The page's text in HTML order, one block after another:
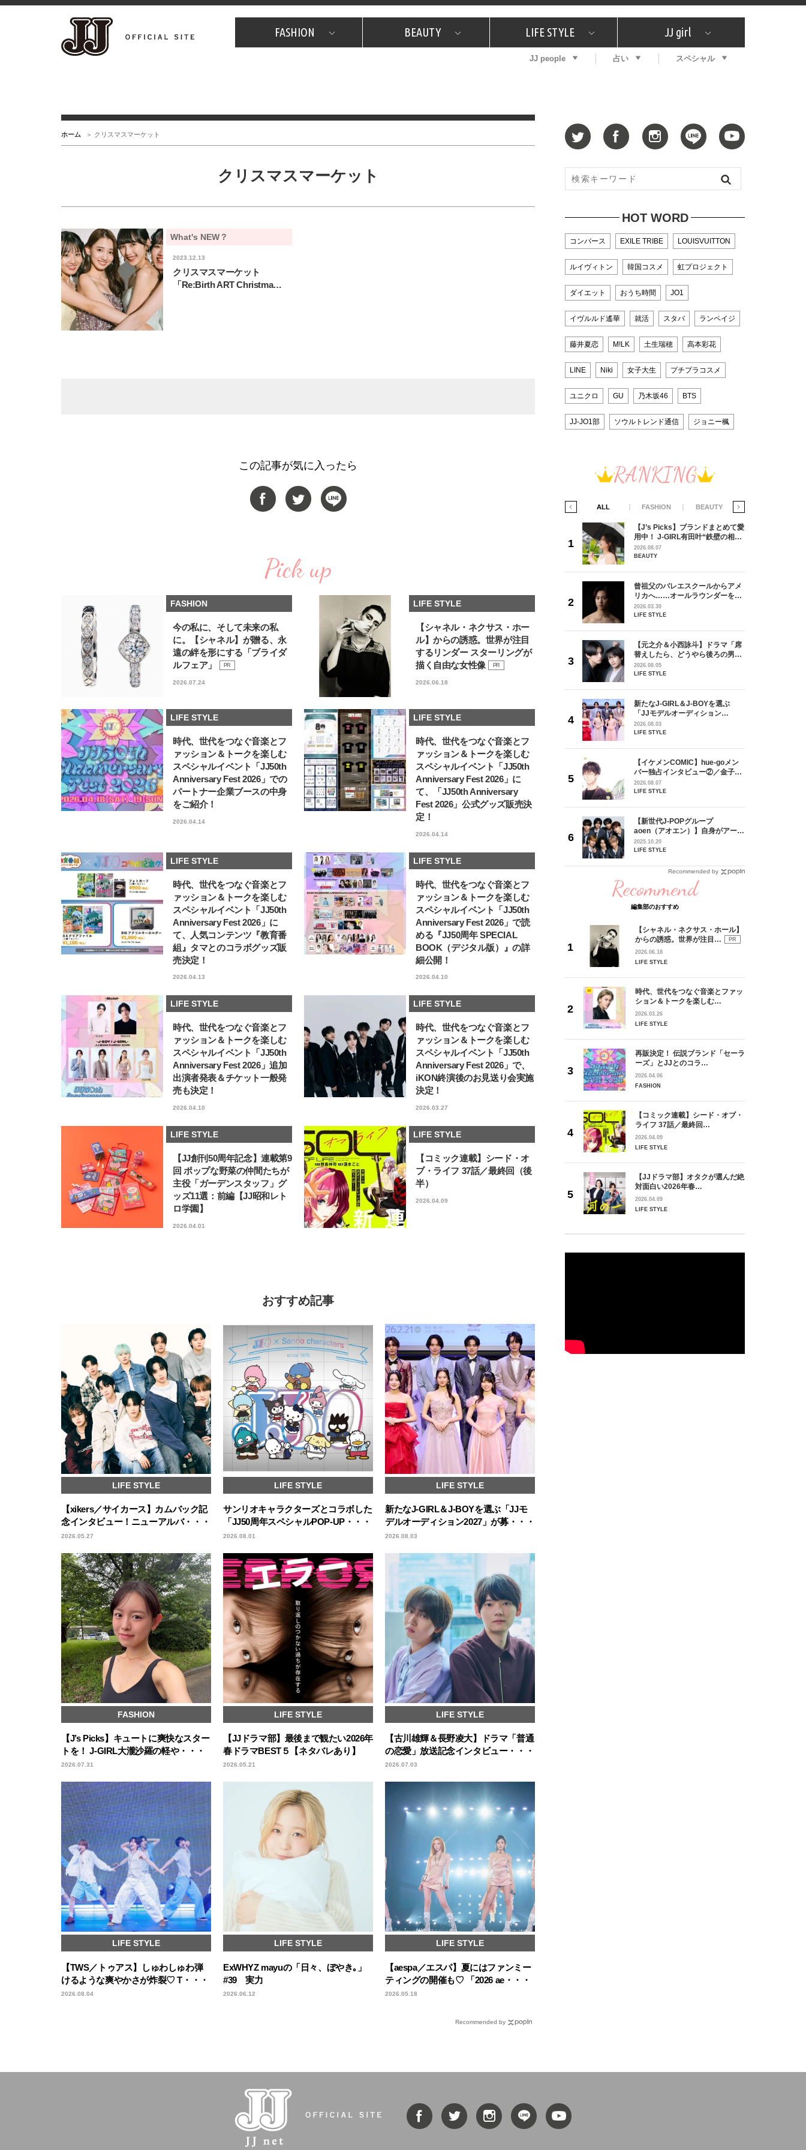
FASHION
JJスタッフの"それどこの"？ プチプラ プレゼント
BEAUTY
コスメ全部試してみた What's NEW？ 特集
LIFE STYLE
JJグルメガイド エンタメ プレゼント
恋愛
JJ girl
特集 おしゃラン！
JJ people 占い スペシャル
ホーム クリスマスマーケット
クリスマスマーケット
What's NEW？
2023.12.13
クリスマスマーケット
「Re:Birth ART Christma…
この記事が気に入ったら
Pick up
FASHION
今の私に、そして未来の私
に。【シャネル】が贈る、永
遠の絆を形にする「ブライダ
ルフェア」
PR
2026.07.24
LIFE STYLE
【シャネル・ネクサス・ホー
ル】からの誘惑。世界が注目
するリンダー スターリングが
描く自由な女性像
PR
2026.06.18
LIFE STYLE
時代、世代をつなぐ音楽とフ
ァッション＆トークを楽しむ
スペシャルイベント「JJ50th
Anniversary Fest 2026」での
パートナー企業ブースの中身
をご紹介！
2026.04.14
LIFE STYLE
時代、世代をつなぐ音楽とフ
ァッション＆トークを楽しむ
スペシャルイベント「JJ50th
Anniversary Fest 2026」に
て、「JJ50th Anniversary
Fest 2026」公式グッズ販売決
定！
2026.04.14
LIFE STYLE
時代、世代をつなぐ音楽とフ
ァッション＆トークを楽しむ
スペシャルイベント「JJ50th
Anniversary Fest 2026」に
て、人気コンテンツ『教育番
組』タマとのコラボグッズ販
売決定！
2026.04.13
LIFE STYLE
時代、世代をつなぐ音楽とフ
ァッション＆トークを楽しむ
スペシャルイベント「JJ50th
Anniversary Fest 2026」で読
める『JJ50周年 SPECIAL
BOOK（デジタル版）』の詳
細公開！
2026.04.10
LIFE STYLE
時代、世代をつなぐ音楽とフ
ァッション＆トークを楽しむ
スペシャルイベント「JJ50th
Anniversary Fest 2026」追加
出演者発表＆チケット一般発
売も決定！
2026.04.10
LIFE STYLE
時代、世代をつなぐ音楽とフ
ァッション＆トークを楽しむ
スペシャルイベント「JJ50th
Anniversary Fest 2026」で、
iKON終演後のお見送り会実施
決定！
2026.03.27
LIFE STYLE
【JJ創刊50周年記念】連載第9
回 ポップな野菜の仲間たちが
主役「ガーデンスタッフ」グ
ッズ11選：前編【JJ昭和レト
ロ学園】
2026.04.01
LIFE STYLE
【コミック連載】シード・オ
ブ・ライフ 37話／最終回（後
半）
2026.04.09
おすすめ記事
LIFE STYLE
【xikers／サイカース】カムバック記
念インタビュー！ニューアルバ・・・
2026.05.27
LIFE STYLE
サンリオキャラクターズとコラボした
「JJ50周年スペシャルPOP-UP・・・
2026.08.01
LIFE STYLE
新たなJ-GIRL＆J-BOYを選ぶ「JJモ
デルオーディション2027」が募・・・
2026.08.03
FASHION
【J’s Picks】キュートに爽快なスター
トを！ J-GIRL大瀧沙羅の軽や・・・
2026.07.31
LIFE STYLE
【JJドラマ部】最後まで観たい2026年
春ドラマBEST５【ネタバレあり】
2026.05.21
LIFE STYLE
【古川雄輝＆長野凌大】ドラマ「普通
の恋愛」放送記念インタビュー・・・
2026.07.03
LIFE STYLE
【TWS／トゥアス】しゅわしゅわ弾
けるような爽やかさが炸裂♡ T・・・
2026.08.04
LIFE STYLE
ExWHYZ mayuの「日々、ぼやき｡」
#39 実力
2026.06.12
LIFE STYLE
【aespa／エスパ】夏にはファンミー
ティングの開催も♡ 「2026 ae・・・
2026.05.18
Recommended by
HOT WORD
コンバース EXILE TRIBE LOUISVUITTON
ルイヴィトン 韓国コスメ 虹プロジェクト
ダイエット おうち時間 JO1
イヴルルド遙華 就活 スタバ ランペイジ
藤井夏恋 M!LK 土生瑞穂 高本彩花
LINE Niki 女子大生 プチプラコスメ
ユニクロ GU 乃木坂46 BTS
JJ-JO1部 ソウルトレンド通信 ジョニー楓
RANKING
ALL FASHION BEAUTY
夏の必需品〉
【JJ専属モデルの素顔】ビューテ
ィ大好き！ 松川 星のお気に入り
【J’s Picks】悲しい経験でたどり
着いた…J-BOY三上龍の手放せな
い“オールインワン”アイテム〈ビ
ューティ＆ファッション夏の必需
徹底した日焼けケア！ でも、いち
ばん大切なのは…〈ビューティ＆
ファッション夏の必需品〉
【注目アーティストRainy。っ
て？】自称“コスメオタク見習
い”のポーチの中身、拝見しま
す！
2026.01.30
BEAUTY
替えしたら、どうやら後ろの男が
どうやら俺のこと好きらしい」放
斗くんが可愛く見えたんです」
2026.08.05
新たなJ-GIRL＆J-BOYを選ぶ
「JJモデルオーディション
2027」が募集開始！ 予選ブロッ
2026.08.03
バー独占インタビュー②／金子玄
矢「感情をズバーッと言葉にでき
【新世代J-POPグループ
aoen（アオエン）】自身がアーテ
ィストを目指すきかっけとなった
先輩とは―― 新曲「青春インクレ
ディブル」リリース記念インタビ
ュー
2025.10.20
LIFE STYLE
ります♪
【J’s Picks】ブランドまとめて愛
用中！ J-GIRL有田叶“鉄壁の相
棒”〈ビューティ＆ファッション
夏の必需品〉
2026.08.07
BEAUTY
曾祖父のバレエスクールからアメ
リカへ……オールラウンダーを目
指すダンサーは踊ることが好きす
ぎる【王子様の推しドコロ】
2026.03.30
LIFE STYLE
【元之介＆小西詠斗】ドラマ「席
替えしたら、どうやら後ろの男が
どうやら俺のこと好きらしい」放
送記念インタビュー♡ 「自然と詠
2026.08.05
LIFE STYLE
新たなJ-GIRL＆J-BOYを選ぶ
「JJモデルオーディション
2027」が募集開始！ 予選ブロッ
クは候補生の“魅力”を重視した
2026.08.03
LIFE STYLE
【イケメンCOMIC】hue-goメン
バー独占インタビュー②／金子玄
矢「感情をズバーッと言葉にでき
た時は幸せ〜」
2026.08.07
LIFE STYLE
【新世代J-POPグループ
aoen（アオエン）】自身がアーテ
ィストを目指すきかっけとなった
先輩とは―― 新曲「青春インクレ
2025.10.20
LIFE STYLE
Recommended by
Recommend
編集部のおすすめ
【シャネル・ネクサス・ホール】
からの誘惑。世界が注目…
PR
2026.06.18
LIFE STYLE
時代、世代をつなぐ音楽とファッ
ション＆トークを楽しむ…
2026.03.26
LIFE STYLE
再販決定！ 伝説ブランド「セーラ
ーズ」とJJとのコラ…
2026.04.06
FASHION
【コミック連載】シード・オブ・
ライフ 37話／最終回…
2026.04.09
LIFE STYLE
【JJドラマ部】オタクが選んだ絶
対面白い2026年春…
2026.04.09
LIFE STYLE